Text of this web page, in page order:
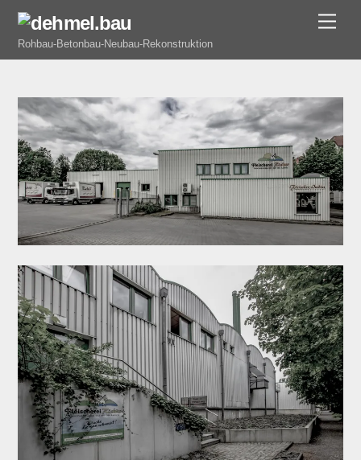
Skip
content
Rohbau-Betonbau-Neubau-Rekonstruktion